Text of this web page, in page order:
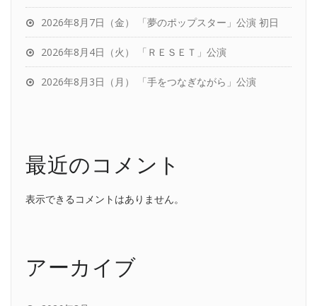
2026年8月7日（金） 「夢のポップスター」公演 初日
2026年8月4日（火） 「ＲＥＳＥＴ」公演
2026年8月3日（月） 「手をつなぎながら」公演
最近のコメント
表示できるコメントはありません。
アーカイブ